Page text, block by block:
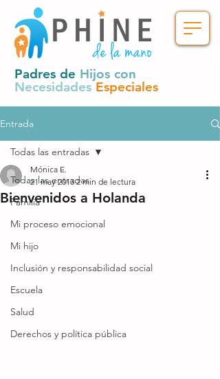
Padres de Hijos con
Necesidades Especiales
Entrada
Todas las entradas
Familia
Mi proceso emocional
Mi hijo
Inclusión y responsabilidad social
Escuela
Salud
Derechos y política pública
Todas las entradas
Bienvenidos a Holanda
Mónica E.
21 may 2013 2 min de lectura